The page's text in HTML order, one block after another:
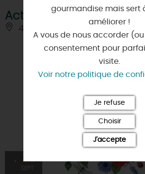
Activités à l'Etang des
45260 - VIEILLES-MAISONS-
30
SEPT
gourmandise mais sert
améliorer !
A vous de nous accorder
consentement pour
visite.
Voir notre politique de
Je refuse
Choisir
J'accepte